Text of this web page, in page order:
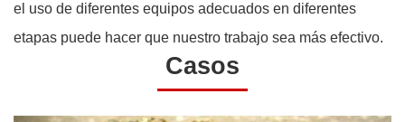
el uso de diferentes equipos adecuados en diferentes
etapas puede hacer que nuestro trabajo sea más efectivo.
Casos